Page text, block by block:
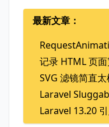
最新文章：
记录 HTML 页
SVG 滤镜简直太
Laravel
Laravel 13.20